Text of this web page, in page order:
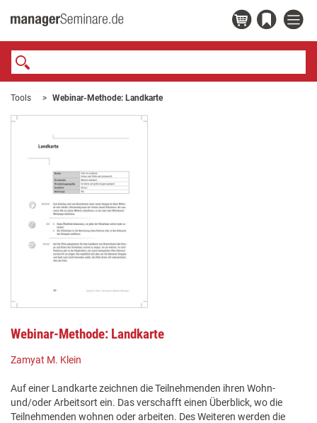
Tools Webinar-Methode: Landkarte
Webinar-Methode: Landkarte
Zamyat M. Klein
Auf einer Landkarte zeichnen die Teilnehmenden ihren Wohn-
und/oder Arbeitsort ein. Das verschafft einen Überblick, wo die
Teilnehmenden wohnen oder arbeiten. Des Weiteren werden die